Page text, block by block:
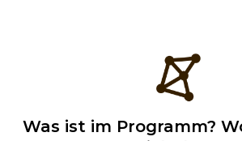
Was ist im Programm?